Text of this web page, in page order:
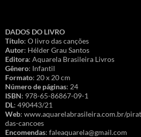
DADOS DO LIVRO
Título: O livro das canções
Autor: Hélder Grau Santos
Editora: Aquarela Brasileira Livros
Gênero: Infantil
Formato: 20 x 20 cm
Número de páginas: 24
ISBN: 978-65-86867-09-1
DL: 490443/21
Web: www.aquarelabrasileira.com.br/
das-cancoes
Encomendas: faleaquarela@gmail.com